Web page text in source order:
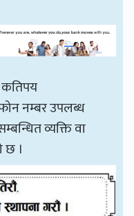
कतिपय
नम्बर उपलब्ध
व्यक्ति वा
छ ।